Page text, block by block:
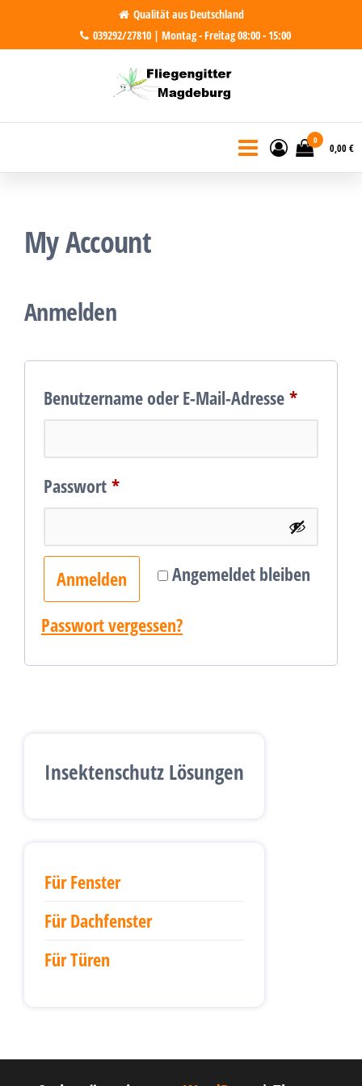
Inhalt
Qualität aus Deutschland
039292/27810 | Montag - Freitag 08:00 - 15:00
Fliegengitter MagdeburgFliegengitter für Magdeburg und
Region. Made in Germany0
0,00 €
My Account
Anmelden
Benutzername oder E-Mail-Adresse *
Passwort *Erforderlich
Angemeldet bleiben
Anmelden
Passwort vergessen?
Insektenschutz Lösungen
Für Fenster
Für Dachfenster
Für Türen